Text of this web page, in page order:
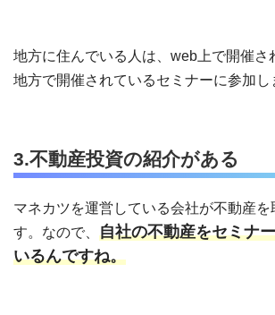
地方に住んでいる人は、web上で開催さ
地方で開催されているセミナーに参加し
3.不動産投資の紹介がある
マネカツを運営している会社が不動産を
す。なので、 自社の不動産をセミナ
いるんですね。